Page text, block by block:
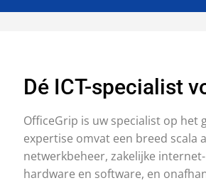
Dé ICT-specialist
OfficeGrip is uw specialist op het
expertise omvat een breed scala
netwerkbeheer, zakelijke
hardware en software, en